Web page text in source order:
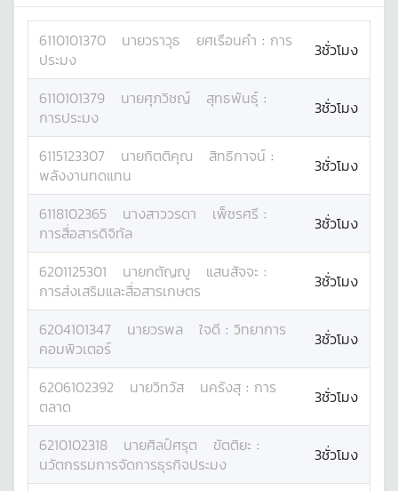
6110101370 นายวราวุธ ยศเรือนคำ : การ
ประมง
3ชั่วโมง
6110101379 นายศุภวิชญ์ สุทธพันธุ์ :
การประมง
3ชั่วโมง
6115123307 นายกิตติคุณ สิทธิกาจน์ :
พลังงานทดแทน
3ชั่วโมง
6118102365 นางสาววรดา เพ็ชรศรี :
การสื่อสารดิจิทัล
3ชั่วโมง
6201125301 นายกตัญญู แสนสัจจะ :
การส่งเสริมและสื่อสารเกษตร
3ชั่วโมง
6204101347 นายวรพล ใจดี : วิทยาการ
คอมพิวเตอร์
3ชั่วโมง
6206102392 นายวิทวัส นครังสุ : การ
ตลาด
3ชั่วโมง
6210102318 นายศิลป์ศรุต ขัตติยะ :
นวัตกรรมการจัดการธุรกิจประมง
3ชั่วโมง